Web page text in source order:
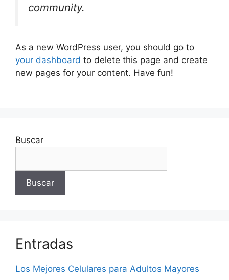
community.
As a new WordPress user, you should go to
your dashboard to delete this page and create
new pages for your content. Have fun!
Buscar
Buscar
Entradas
Los Mejores Celulares para Adultos Mayores